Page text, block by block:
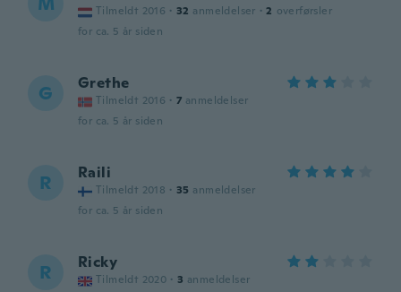
Tilmeldt 2016 · 32 anmeldelser · 2 overførsler
for ca. 5 år siden
G Grethe
Tilmeldt 2016 · 7 anmeldelser
for ca. 5 år siden
R Raili
Tilmeldt 2018 · 35 anmeldelser
for ca. 5 år siden
R Ricky
Tilmeldt 2020 · 3 anmeldelser